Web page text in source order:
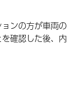
ンの方が車両の
確認した後、内